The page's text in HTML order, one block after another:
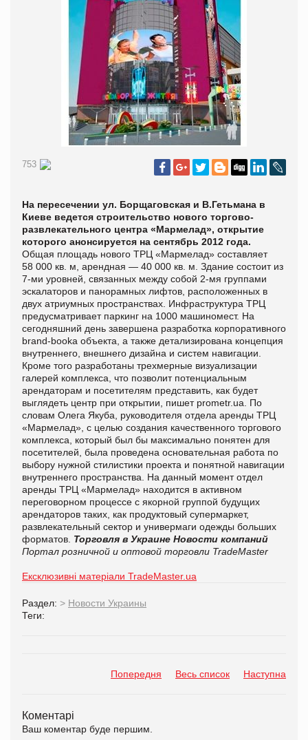
753
На пересечении ул. Борщаговская и В.Гетьмана в
Киеве ведется строительство нового торгово-
развлекательного центра «Мармелад», открытие
которого анонсируется на сентябрь 2012 года.
Общая площадь нового ТРЦ «Мармелад» составляет
58 000 кв. м, арендная — 40 000 кв. м. Здание состоит из
7-ми уровней, связанных между собой 2-мя группами
эскалаторов и панорамных лифтов, расположенных в
двух атриумных пространствах. Инфраструктура ТРЦ
предусматривает паркинг на 1000 машиномест. На
сегодняшний день завершена разработка корпоративного
brand-bookа объекта, а также детализирована концепция
внутреннего, внешнего дизайна и систем навигации.
Кроме того разработаны трехмерные визуализации
галерей комплекса, что позволит потенциальным
арендаторам и посетителям представить, как будет
выглядеть центр при открытии, пишет prometr.ua. По
словам Олега Якуба, руководителя отдела аренды ТРЦ
«Мармелад», с целью создания качественного торгового
комплекса, который был бы максимально понятен для
посетителей, была проведена основательная работа по
выбору нужной стилистики проекта и понятной навигации
внутреннего пространства. На данный момент отдел
аренды ТРЦ «Мармелад» находится в активном
переговорном процессе с якорной группой будущих
арендаторов таких, как продуктовый супермаркет,
развлекательный сектор и универмаги одежды больших
форматов. Торговля в Украине Новости компаний
Портал розничной и оптовой торговли TradeMaster
Ексклюзивні матеріали TradeMaster.ua
Раздел: > Новости Украины
Теги:
Попередня Весь список Наступна
Коментарі
Ваш коментар буде першим.